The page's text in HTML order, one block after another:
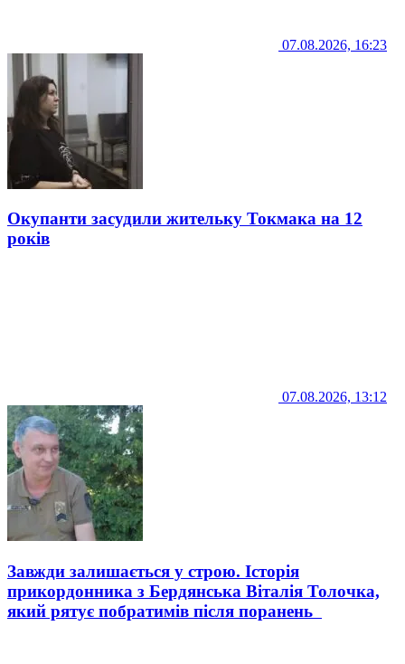
07.08.2026, 16:23
Окупанти засудили жительку Токмака на 12
років
07.08.2026, 13:12
Завжди залишається у строю. Історія
прикордонника з Бердянська Віталія Толочка,
який рятує побратимів після поранень